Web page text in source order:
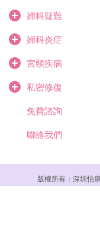
婦科疑難
婦科炎症
宮頸疾病
私密修復
免費諮詢
聯絡我們
版權所有：深圳怡